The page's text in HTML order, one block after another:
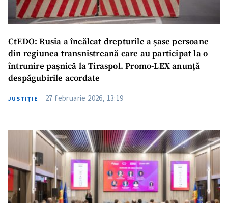
CtEDO: Rusia a încălcat drepturile a șase persoane
din regiunea transnistreană care au participat la o
întrunire pașnică la Tiraspol. Promo-LEX anunță
despăgubirile acordate
JUSTIȚIE 27 februarie 2026, 13:19